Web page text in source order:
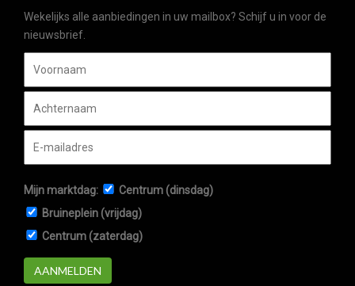
Wekelijks alle aanbiedingen in uw mailbox? Schijf u in voor de
nieuwsbrief.
Mijn marktdag:
Centrum (dinsdag)
Bruineplein (vrijdag)
Centrum (zaterdag)
AANMELDEN